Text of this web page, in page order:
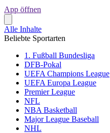
App öffnen
Alle Inhalte
Beliebte Sportarten
1. Fußball Bundesliga
DFB-Pokal
UEFA Champions League
UEFA Europa League
Premier League
NFL
NBA Basketball
Major League Baseball
NHL